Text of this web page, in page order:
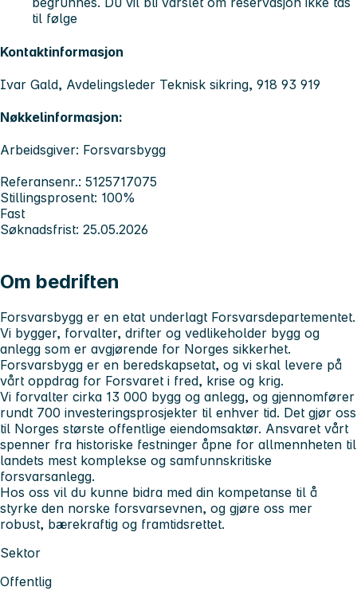
til følge
Kontaktinformasjon
Ivar Gald, Avdelingsleder Teknisk sikring, 918 93 919
Nøkkelinformasjon:
Arbeidsgiver: Forsvarsbygg
Referansenr.: 5125717075
Stillingsprosent: 100%
Fast
Søknadsfrist: 25.05.2026
Om bedriften
Forsvarsbygg er en etat underlagt Forsvarsdepartementet.
Vi bygger, forvalter, drifter og vedlikeholder bygg og
anlegg som er avgjørende for Norges sikkerhet.
Forsvarsbygg er en beredskapsetat, og vi skal levere på
vårt oppdrag for Forsvaret i fred, krise og krig.
Vi forvalter cirka 13 000 bygg og anlegg, og gjennomfører
rundt 700 investeringsprosjekter til enhver tid. Det gjør oss
til Norges største offentlige eiendomsaktør. Ansvaret vårt
spenner fra historiske festninger åpne for allmennheten til
landets mest komplekse og samfunnskritiske
forsvarsanlegg.
Hos oss vil du kunne bidra med din kompetanse til å
styrke den norske forsvarsevnen, og gjøre oss mer
robust, bærekraftig og framtidsrettet.
Sektor
Offentlig